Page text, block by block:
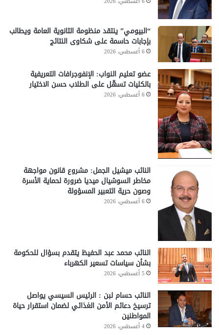
“البيومي” ينتقد منظومة الثانوية العامة ويطالب
بإجابات حاسمة على شكاوى النتائج
6 أغسطس، 2026
عضو تعليم النواب: الإنفوجرافات التعريفية
بالكليات تسهّل على الطلاب حسن الاختيار
6 أغسطس، 2026
النائب ميشيل الجمل: مشروع قانون مواجهة
مخاطر السوشيال ميديا ضرورة لحماية الأسرة
وصون حرية التعبير المسؤولة
6 أغسطس، 2026
النائب محمد عبد الحفيظ يتقدم بسؤال للحكومة
بشأن سياسات تسعير الكهرباء
5 أغسطس، 2026
النائب حسام لبن : الرئيس السيسي يواصل
ترسيخ دعائم الأمن الغذائي لضمان استقرار حياة
المواطنين
4 أغسطس، 2026